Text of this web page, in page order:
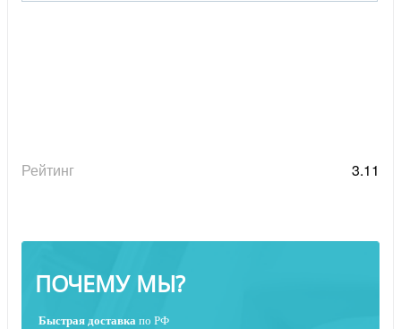
Рейтинг 3.11
ПОЧЕМУ МЫ?
Быстрая доставка по РФ